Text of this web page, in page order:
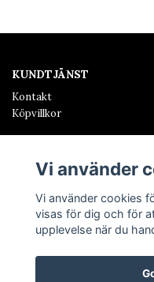
KUNDTJÄNST
Kontakt
Köpvillkor
Hos oss finner ni allt från
inredning.
Vi använder
Vi använder cookies
visas för dig och för
upplevelse när du